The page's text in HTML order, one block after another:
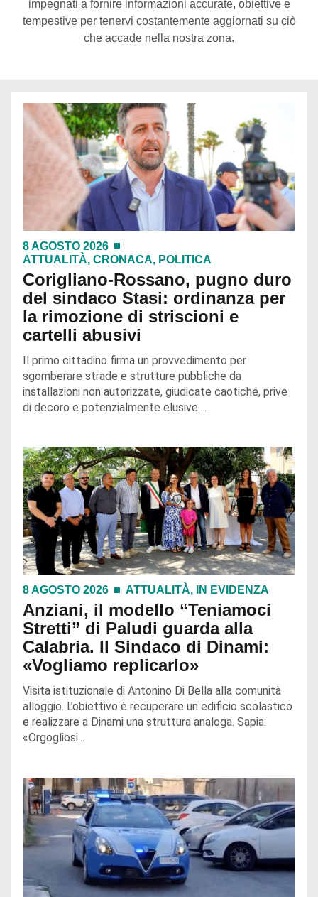
impegnati a fornire informazioni accurate, obiettive e
tempestive per tenervi costantemente aggiornati su ciò
che accade nella nostra zona.
8 AGOSTO 2026
ATTUALITÀ, CRONACA, POLITICA
Corigliano-Rossano, pugno duro
del sindaco Stasi: ordinanza per
la rimozione di striscioni e
cartelli abusivi
Il primo cittadino firma un provvedimento per
sgomberare strade e strutture pubbliche da
installazioni non autorizzate, giudicate caotiche, prive
di decoro e potenzialmente elusive....
8 AGOSTO 2026 ATTUALITÀ, IN EVIDENZA
Anziani, il modello “Teniamoci
Stretti” di Paludi guarda alla
Calabria. Il Sindaco di Dinami:
«Vogliamo replicarlo»
Visita istituzionale di Antonino Di Bella alla comunità
alloggio. L’obiettivo è recuperare un edificio scolastico
e realizzare a Dinami una struttura analoga. Sapia:
«Orgogliosi...